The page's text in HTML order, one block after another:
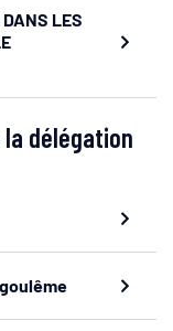
DANS LES
délégation